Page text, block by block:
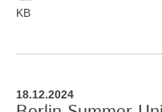
KB
18.12.2024